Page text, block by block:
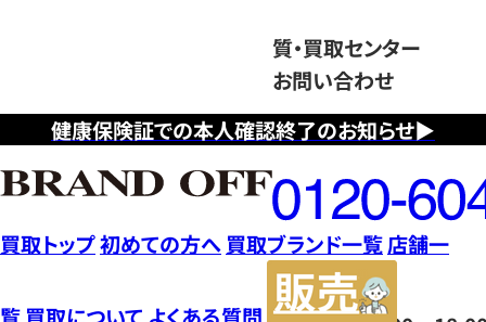
健康保険証での本人確認終了のお知らせ▶
質・買取センター
お問い合わせ
フ
リ
ー
ダ
イ
ヤ
買取トップ初めての方へ 買取ブランド一覧店舗一